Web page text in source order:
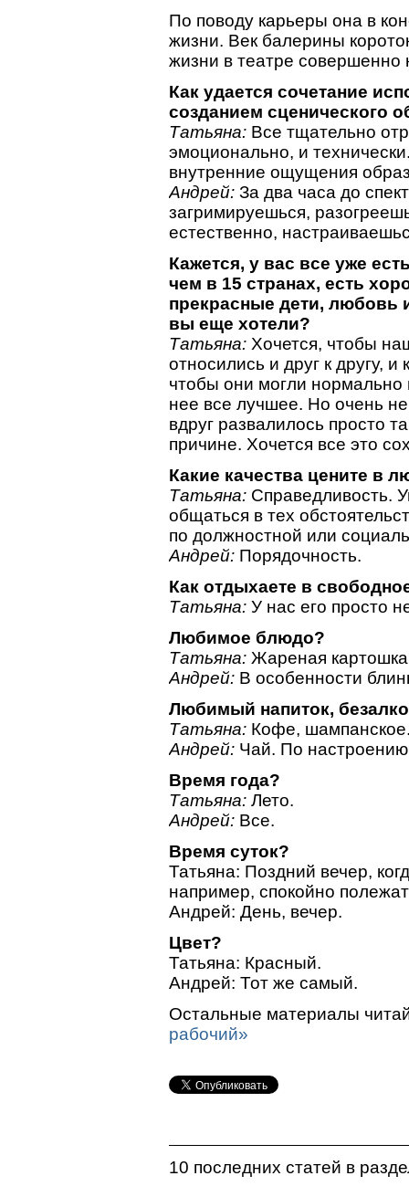
По поводу карьеры она в
жизни. Век балерины
жизни в театре
Как удается сочетание
созданием сценического
Татьяна: Все тщательно
эмоционально, и
внутренние ощущения
Андрей: За два часа до
загримируешься,
естественно,
Кажется, у вас все уже
чем в 15 странах, есть
прекрасные дети, любовь
вы еще хотели?
Татьяна: Хочется, чтобы
относились и друг к другу,
чтобы они могли нормально
нее все лучшее. Но очень
вдруг развалилось просто
причине. Хочется все это
Какие качества цените в
Татьяна: Справедливость.
общаться в тех
по должностной или
Андрей: Порядочность.
Как отдыхаете в
Татьяна: У нас его просто
Любимое блюдо?
Татьяна: Жареная
Андрей: В особенности
Любимый напиток,
Татьяна: Кофе,
Андрей: Чай. По
Время года?
Татьяна: Лето.
Андрей: Все.
Время суток?
Татьяна: Поздний вечер,
например, спокойно
Андрей: День, вечер.
Цвет?
Татьяна: Красный.
Андрей: Тот же самый.
Остальные материалы
рабочий»
10 последних статей в